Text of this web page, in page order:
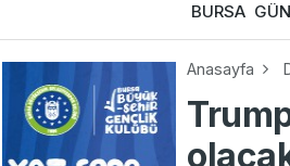
BURSA
Anasayfa